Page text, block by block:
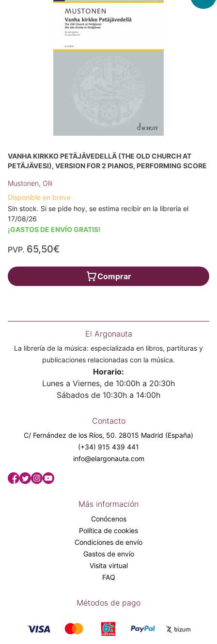
VANHA KIRKKO PETÄJÄVEDELLÄ (THE OLD CHURCH AT
PETÄJÄVESI), VERSION FOR 2 PIANOS, PERFORMING SCORE
Mustonen, Olli
Disponible en breve
Sin stock. Si se pide hoy, se estima recibir en la librería el
17/08/26
¡GASTOS DE ENVÍO GRATIS!
PVP. 65,50€
Comprar
El Argonauta
La librería de la música: especializada en libros, partituras y
publicaciones relacionadas con la música.
Horario:
Lunes a Viernes, de 10:00h a 20:30h
Sábados de 10:30h a 14:00h
Contacto
C/ Fernández de los Ríos, 50. 28015 Madrid (España)
(+34) 915 439 441
info@elargonauta.com
Más información
Conócenos
Política de cookies
Condiciones de envío
Gastos de envío
Visita virtual
FAQ
Métodos de pago